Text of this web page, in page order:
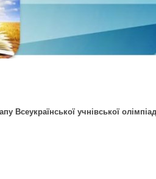
Всеукраїнської учнівської